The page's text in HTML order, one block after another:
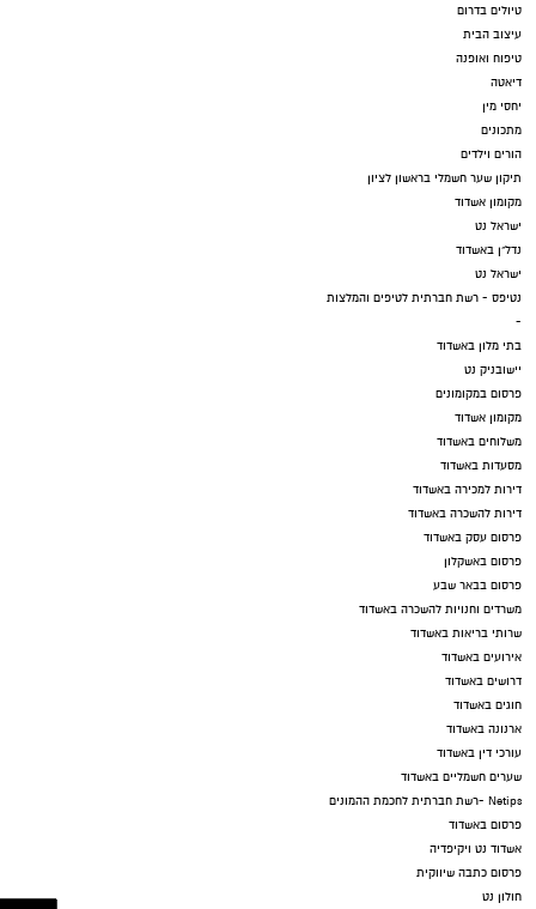
טיולים בדרום
עיצוב הבית
טיפוח ואופנה
דיאטה
יחסי מין
מתכונים
הורים וילדים
תיקון שער חשמלי בראשון לציון
מקומון אשדוד
ישראל נט
נדל"ן באשדוד
ישראל נט
נטיפס - רשת חברתית לטיפים והמלצות
-
בתי מלון באשדוד
יישובניק נט
פרסום במקומונים
מקומון אשדוד
משלוחים באשדוד
מסעדות באשדוד
דירות למכירה באשדוד
דירות להשכרה באשדוד
פרסום עסק באשדוד
פרסום באשקלון
פרסום בבאר שבע
משרדים וחנויות להשכרה באשדוד
שרותי בריאות באשדוד
אירועים באשדוד
דרושים באשדוד
חוגים באשדוד
ארנונה באשדוד
עורכי דין באשדוד
שערים חשמליים באשדוד
Netips -רשת חברתית לחכמת ההמונים
פרסום באשדוד
אשדוד נט ויקיפדיה
פרסום כתבה שיווקית
חולון נט